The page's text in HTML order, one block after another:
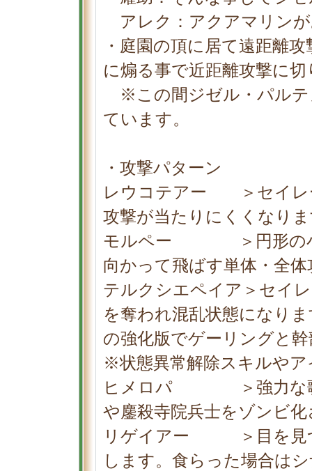
アレク：アクアマリン
・庭園の頂に居て遠距離
に煽る事で近距離攻撃に
※この間ジゼル・パルテ
ています。
・攻撃パターン
レウコテアー ＞セイレ
攻撃が当たりにくくなり
モルペー ＞円形の小
向かって飛ばす単体・全体
テルクシエペイア＞セイ
を奪われ混乱状態になり
の強化版でゲーリングと
※状態異常解除スキルやア
ヒメロパ ＞強力な歌
や鏖殺寺院兵士をゾンビ
リゲイアー ＞目を見つ
します。食らった場合は